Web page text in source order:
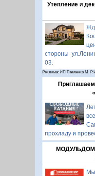
Утепление и
стороны
03.
Реклама: ИП Павленко М. Р.
прохладу и
МОДУЛЬДОМ